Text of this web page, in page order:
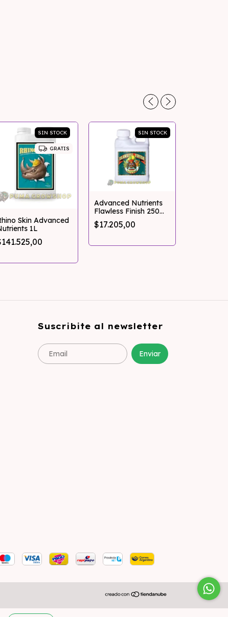
SIN STOCK
GRATIS
Skin Advanced
1L
SIN STOCK
Advanced Nutrients
Flawless Finish 250ml
Pumagrowshop
$17.205,00
Suscribite al newsletter